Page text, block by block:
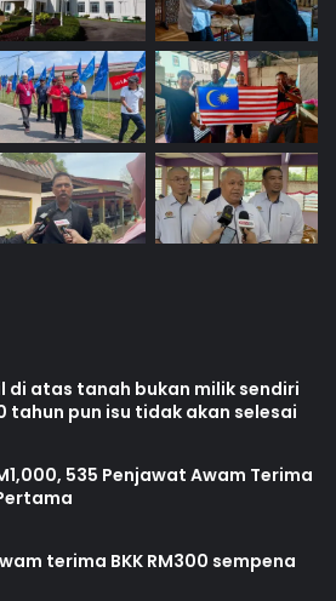
di atas tanah bukan milik sendiri
tahun pun isu tidak akan selesai
535 Penjawat Awam Terima
terima BKK RM300 sempena